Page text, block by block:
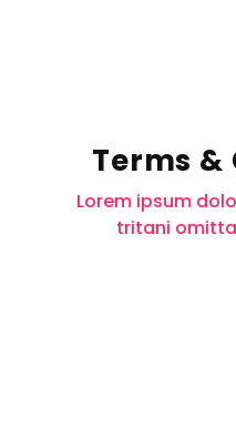
Terms
Lorem ipsum
tritani